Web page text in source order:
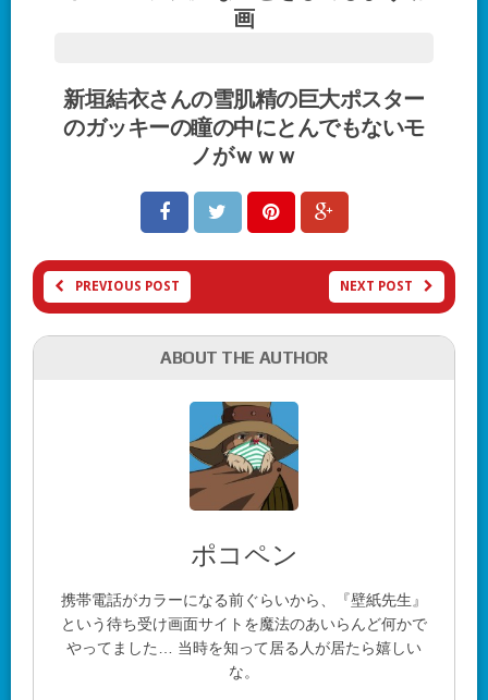
画
新垣結衣さんの雪肌精の巨大ポスター
のガッキーの瞳の中にとんでもないモ
ノがｗｗｗ
PREVIOUS POST NEXT POST
ABOUT THE AUTHOR
ポコペン
携帯電話がカラーになる前ぐらいから、『壁紙先生』
という待ち受け画面サイトを魔法のあいらんど何かで
やってました… 当時を知って居る人が居たら嬉しい
な。